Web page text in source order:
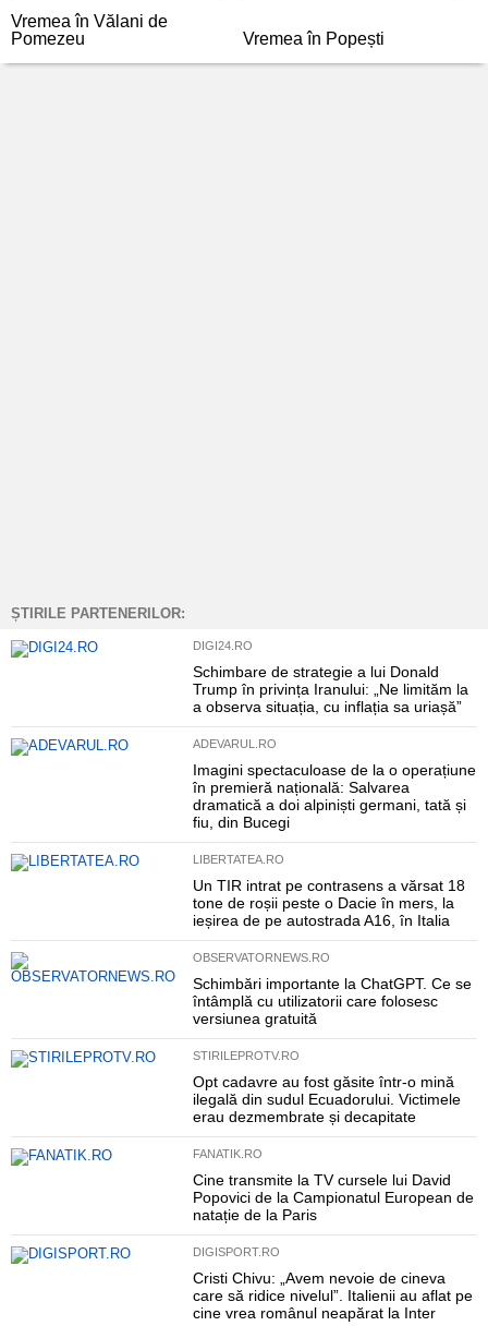
Vremea în Vălani de
Pomezeu
Vremea în Popești
ȘTIRILE PARTENERILOR:
DIGI24.RO
Schimbare de strategie a lui Donald
Trump în privința Iranului: „Ne limităm la
a observa situația, cu inflația sa uriașă”
ADEVARUL.RO
Imagini spectaculoase de la o operațiune
în premieră națională: Salvarea
dramatică a doi alpiniști germani, tată și
fiu, din Bucegi
LIBERTATEA.RO
Un TIR intrat pe contrasens a vărsat 18
tone de roșii peste o Dacie în mers, la
ieșirea de pe autostrada A16, în Italia
OBSERVATORNEWS.RO
Schimbări importante la ChatGPT. Ce se
întâmplă cu utilizatorii care folosesc
versiunea gratuită
STIRILEPROTV.RO
Opt cadavre au fost găsite într-o mină
ilegală din sudul Ecuadorului. Victimele
erau dezmembrate și decapitate
FANATIK.RO
Cine transmite la TV cursele lui David
Popovici de la Campionatul European de
natație de la Paris
DIGISPORT.RO
Cristi Chivu: „Avem nevoie de cineva
care să ridice nivelul”. Italienii au aflat pe
cine vrea românul neapărat la Inter